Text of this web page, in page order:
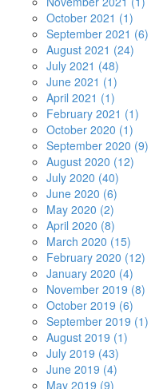
October 2021 (1)
September 2021 (6)
August 2021 (24)
July 2021 (48)
June 2021 (1)
April 2021 (1)
February 2021 (1)
October 2020 (1)
September 2020 (9)
August 2020 (12)
July 2020 (40)
June 2020 (6)
May 2020 (2)
April 2020 (8)
March 2020 (15)
February 2020 (12)
January 2020 (4)
November 2019 (8)
October 2019 (6)
September 2019 (1)
August 2019 (1)
July 2019 (43)
June 2019 (4)
May 2019 (9)